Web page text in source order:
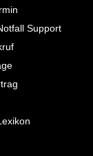
Support